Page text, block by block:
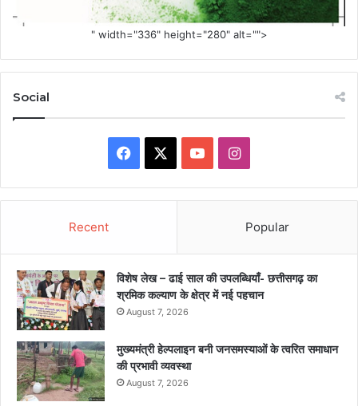
" width="336" height="280" alt="">
Social
Facebook YouTubeInstagram
Recent Popular
विशेष लेख – ढाई साल की उपलब्धियाँ- छत्तीसगढ़ का
श्रमिक कल्याण के क्षेत्र में नई पहचान
August 7, 2026
मुख्यमंत्री हेल्पलाइन बनी जनसमस्याओं के त्वरित समाधान
की प्रभावी व्यवस्था
August 7, 2026